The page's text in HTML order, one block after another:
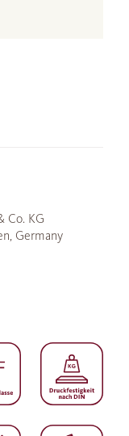
Co. KG
Germany